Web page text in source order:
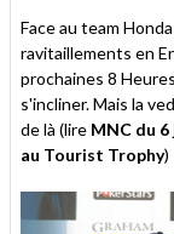
Face au team
ravitaillements en
prochaines 8
s'incliner. Mais la
de là (lire MNC du 6
au Tourist Trophy)